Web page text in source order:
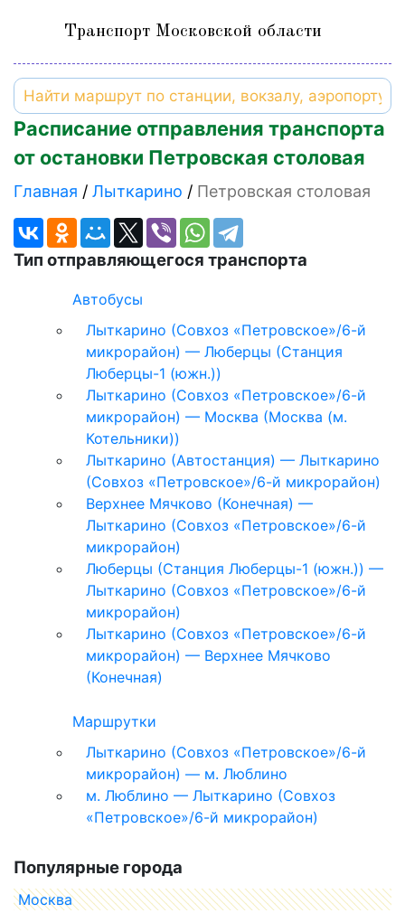
Транспорт Московской области
Расписание отправления транспорта
от остановки Петровская столовая
Главная Лыткарино Петровская столовая
Тип отправляющегося транспорта
Автобусы
Лыткарино (Совхоз «Петровское»/6-й
микрорайон) — Люберцы (Станция
Люберцы-1 (южн.))
Лыткарино (Совхоз «Петровское»/6-й
микрорайон) — Москва (Москва (м.
Котельники))
Лыткарино (Автостанция) — Лыткарино
(Совхоз «Петровское»/6-й микрорайон)
Верхнее Мячково (Конечная) —
Лыткарино (Совхоз «Петровское»/6-й
микрорайон)
Люберцы (Станция Люберцы-1 (южн.)) —
Лыткарино (Совхоз «Петровское»/6-й
микрорайон)
Лыткарино (Совхоз «Петровское»/6-й
микрорайон) — Верхнее Мячково
(Конечная)
Маршрутки
Лыткарино (Совхоз «Петровское»/6-й
микрорайон) — м. Люблино
м. Люблино — Лыткарино (Совхоз
«Петровское»/6-й микрорайон)
Популярные города
Москва